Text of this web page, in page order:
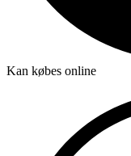
Kan købes online